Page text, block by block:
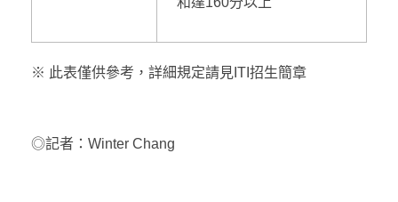
※ 此表僅供參考，詳細規定請見ITI招生簡章
◎記者：Winter Chang